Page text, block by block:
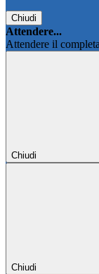
Chiudi
Attendere...
Attendere il
Chiudi
Chiudi